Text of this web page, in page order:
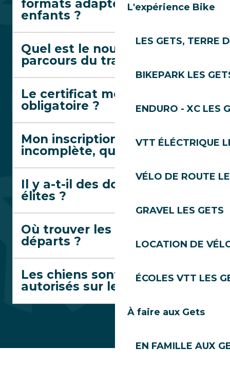
L'expérience Bike
LES GETS, TERRE
BIKEPARK LES
ENDURO - XC LES
VTT ÉLÉCTRIQUE
VÉLO DE ROUTE
GRAVEL LES GETS
LOCATION DE
ÉCOLES VTT LES
À faire aux Gets
EN FAMILLE AUX
formats adaptés aux
enfants ?
Quel est le nouveau
parcours du trail rouge ?
Le certificat médical est-il
obligatoire ?
Mon inscription est notée
incomplète, que faire ?
Il y a-t-il des dossards
élites ?
Où trouver les horaires de
départs ?
Les chiens sont-ils
autorisés sur le parcours ?